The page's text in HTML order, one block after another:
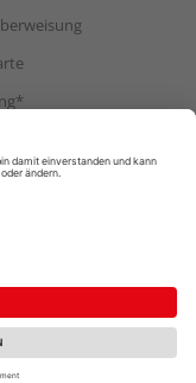
Datenschutz
Vertrag widerrufen